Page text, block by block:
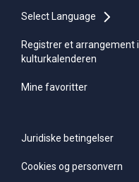
Select Language
Registrer et arrangement i
kulturkalenderen
Mine favoritter
Juridiske betingelser
Cookies og personvern